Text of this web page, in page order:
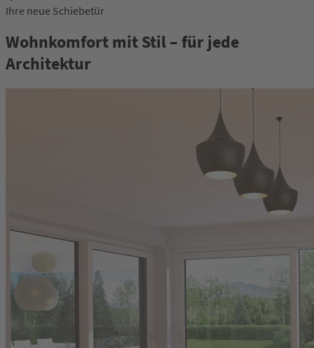
Ihre neue Schiebetür
Wohnkomfort mit Stil – für jede
Architektur